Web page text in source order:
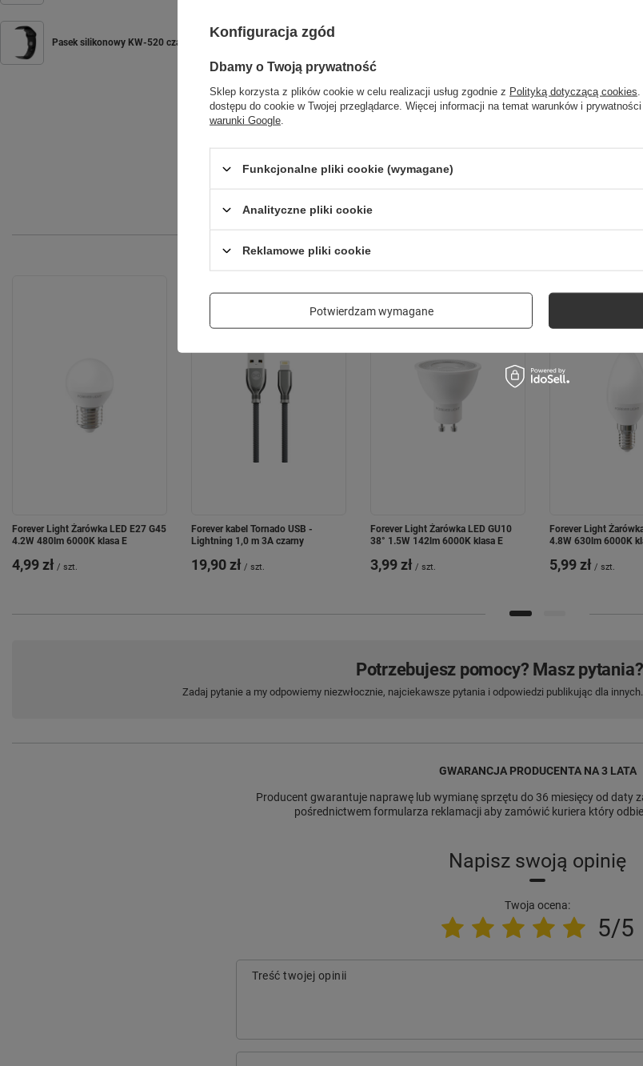
Pasek silikonowy KW-520 czarny
Forever Light Żarówka LED E27 G45
4.2W 480lm 6000K klasa E
4,99 zł / szt.
Forever kabel Tornado USB -
Lightning 1,0 m 3A czarny
19,90 zł / szt.
Forever Light Żarówka LED GU10
38° 1.5W 142lm 6000K klasa E
3,99 zł / szt.
Forever Light
4.8W 630lm 6000K
5,99 zł / szt.
Potrzebujesz pomocy? Masz pytania?
Zadaj pytanie a my odpowiemy niezwłocznie, najciekawsze pytania i odpowiedzi publikując dla innych.
GWARANCJA PRODUCENTA NA 3 LATA
Producent gwarantuje naprawę lub wymianę sprzętu do 36 miesięcy od daty
pośrednictwem formularza reklamacji abyzamówić kuriera który
Napisz swoją opinię
Twoja ocena:
5/5
Treść twojej opinii
Konfiguracja zgód
Dbamy o Twoją prywatność
Sklep korzysta z plików cookie w celu realizacji usług zgodnie z Polityką dotyczącą cookies
dostępu do cookie w Twojej przeglądarce. Więcej informacji na temat warunków i
warunki Google
Funkcjonalne pliki cookie (wymagane)
Analityczne pliki cookie
Reklamowe pliki cookie
Potwierdzam wymagane